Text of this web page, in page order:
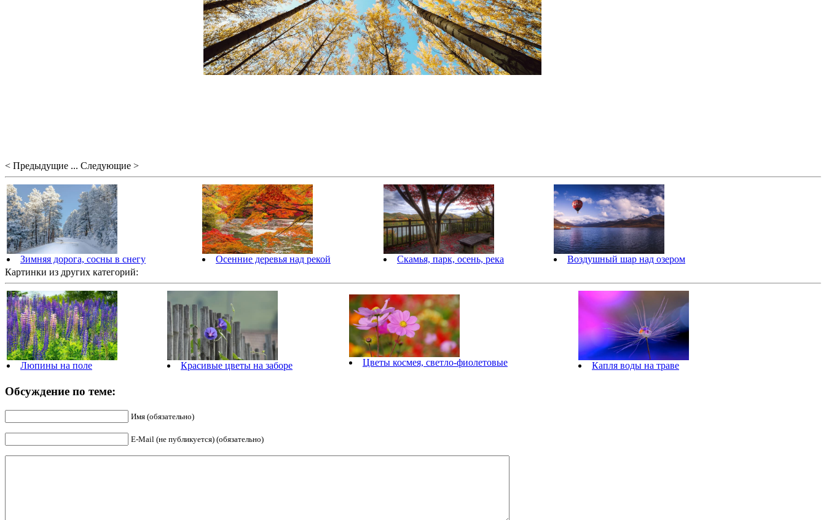
< Предыдущие ... Следующие >
Зимняя дорога, сосны в снегу Осенние деревья над рекой Скамья, парк, осень, река
Воздушный шар над озером
Картинки из других категорий:
Люпины на поле Красивые цветы на заборе Цветы космея, светло-фиолетовые Капля воды на траве
Обсуждение по теме:
Имя (обязательно)
E-Mail (не публикуется) (обязательно)